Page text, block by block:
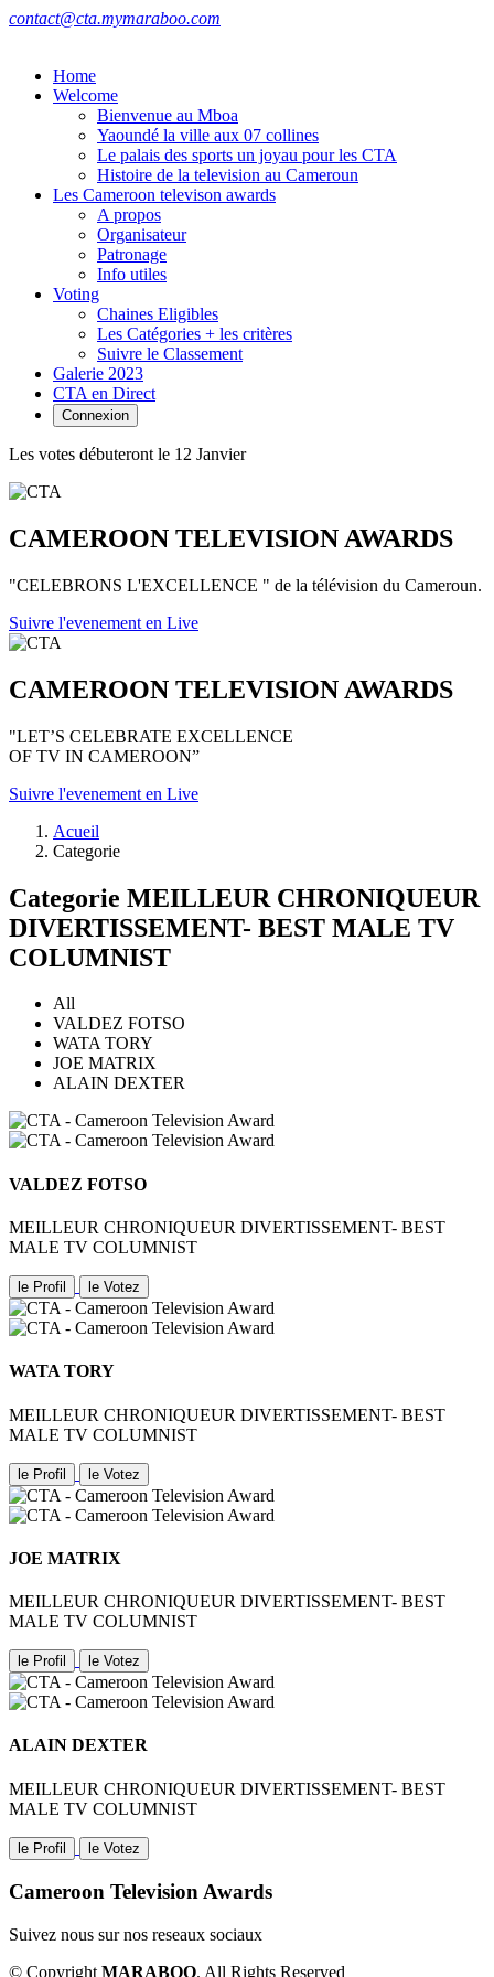
contact@cta.mymaraboo.com
Home
Welcome
Bienvenue au Mboa
Yaoundé la ville aux 07 collines
Le palais des sports un joyau pour les CTA
Histoire de la television au Cameroun
Les Cameroon televison awards
A propos
Organisateur
Patronage
Info utiles
Voting
Chaines Eligibles
Les Catégories + les critères
Suivre le Classement
Galerie 2023
CTA en Direct
Connexion
Les votes débuteront le 12 Janvier
CAMEROON TELEVISION AWARDS
"CELEBRONS L'EXCELLENCE " de la télévision du Cameroun.
Suivre l'evenement en Live
CAMEROON TELEVISION AWARDS
"LET’S CELEBRATE EXCELLENCE
OF TV IN CAMEROON”
Suivre l'evenement en Live
Acueil
Categorie
Categorie MEILLEUR CHRONIQUEUR
DIVERTISSEMENT- BEST MALE TV
COLUMNIST
All
VALDEZ FOTSO
WATA TORY
JOE MATRIX
ALAIN DEXTER
VALDEZ FOTSO
MEILLEUR CHRONIQUEUR DIVERTISSEMENT- BEST
MALE TV COLUMNIST
le Profil le Votez
WATA TORY
MEILLEUR CHRONIQUEUR DIVERTISSEMENT- BEST
MALE TV COLUMNIST
le Profil le Votez
JOE MATRIX
MEILLEUR CHRONIQUEUR DIVERTISSEMENT- BEST
MALE TV COLUMNIST
le Profil le Votez
ALAIN DEXTER
MEILLEUR CHRONIQUEUR DIVERTISSEMENT- BEST
MALE TV COLUMNIST
le Profil le Votez
Cameroon Television Awards
Suivez nous sur nos reseaux sociaux
© Copyright MARABOO. All Rights Reserved